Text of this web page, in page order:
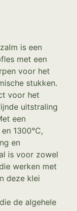
is een
met een
voor het
stukken.
voor het
uitstraling
een
1300°C,
en
is voor zowel
werken met
deze klei
de algehele